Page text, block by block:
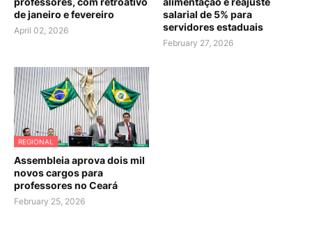
de janeiro e fevereiro
April 02, 2026
salarial de 5% para
servidores estaduais
February 27, 2026
REGIONAL
Assembleia aprova dois mil
novos cargos para
professores no Ceará
February 25, 2026